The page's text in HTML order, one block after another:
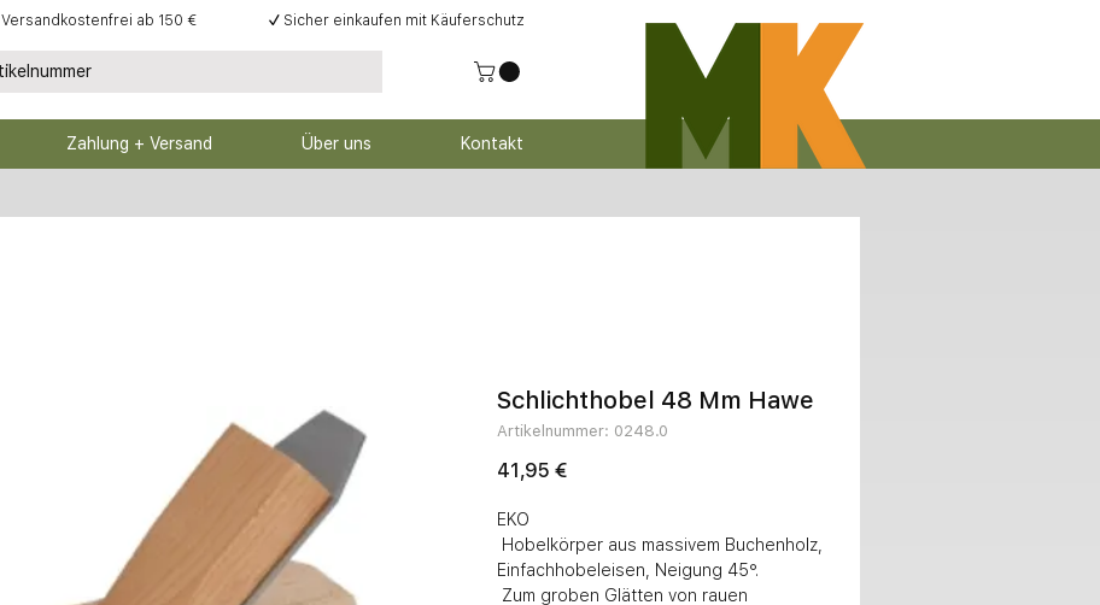
Zahlung + Versand Über uns Kontakt
Versandkostenfrei ab 150 € ✓ Sicher einkaufen mit Käuferschutz
Schlichthobel 48 Mm Hawe
Artikelnummer: 0248.0
41,95 €Preis
EKO
Einfachhobeleisen, Neigung 45°.